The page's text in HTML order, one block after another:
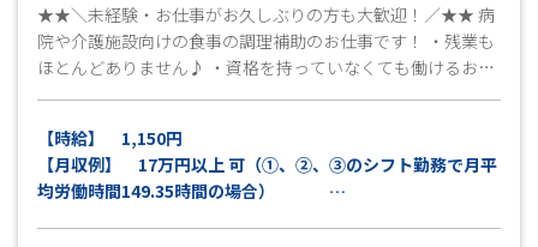
★★＼未経験・お仕事がお久しぶりの方も大歓迎！／★★ 病
院や介護施設向けの食事の調理補助のお仕事です！ ・残業も
ほとんどありません♪ ・資格を持っていなくても働けるお仕
せください！ 皆様のご応募心よりお待ちしております(^^)/
【時給】 1,150円
【月収例】 17万円以上 可（①、②、③のシフト勤務で月平
均労働時間149.35時間の場合）